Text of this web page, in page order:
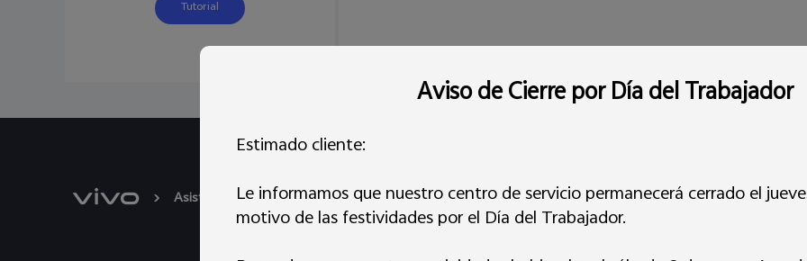
Tutorial
Asistencia Actualización del sistema y manual de usuario Y17s
Aviso de Cierre por Día del Trabajador
Estimado cliente:
Le informamos que nuestro centro de servicio permanecerá cerrado el
motivo de las festividades por el Día del Trabajador.